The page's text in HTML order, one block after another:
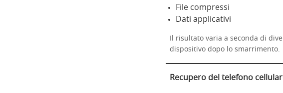
File compressi
Dati applicativi
Il risultato varia a seconda di
dispositivo dopo lo smarrimento.
Recupero del telefono